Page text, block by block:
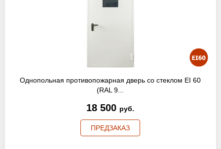
Однопольная противопожарная дверь со стеклом EI 60
(RAL 9...
18 500 руб.
ПРЕДЗАКАЗ